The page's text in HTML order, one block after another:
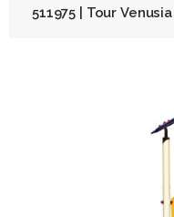
511975 | Tour Venusia